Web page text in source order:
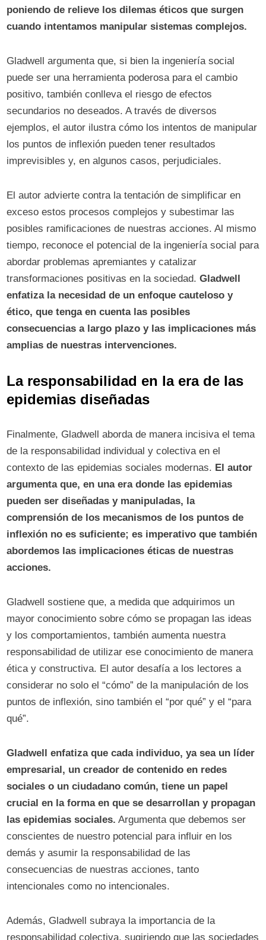
poniendo de relieve los dilemas éticos que surgen
cuando intentamos manipular sistemas complejos.
Gladwell argumenta que, si bien la ingeniería social
puede ser una herramienta poderosa para el cambio
positivo, también conlleva el riesgo de efectos
secundarios no deseados. A través de diversos
ejemplos, el autor ilustra cómo los intentos de manipular
los puntos de inflexión pueden tener resultados
imprevisibles y, en algunos casos, perjudiciales.
El autor advierte contra la tentación de simplificar en
exceso estos procesos complejos y subestimar las
posibles ramificaciones de nuestras acciones. Al mismo
tiempo, reconoce el potencial de la ingeniería social para
abordar problemas apremiantes y catalizar
transformaciones positivas en la sociedad.Gladwell
enfatiza la necesidad de un enfoque cauteloso y
ético, que tenga en cuenta las posibles
consecuencias a largo plazo y las implicaciones más
amplias de nuestras intervenciones.
La responsabilidad en la era de las
epidemias diseñadas
Finalmente, Gladwell aborda de manera incisiva el tema
de la responsabilidad individual y colectiva en el
contexto de las epidemias sociales modernas. El autor
argumenta que, en una era donde las epidemias
pueden ser diseñadas y manipuladas, la
comprensión de los mecanismos de los puntos de
inflexión no es suficiente; es imperativo que también
abordemos las implicaciones éticas de nuestras
acciones.
Gladwell sostiene que, a medida que adquirimos un
mayor conocimiento sobre cómo se propagan las ideas
y los comportamientos, también aumenta nuestra
responsabilidad de utilizar ese conocimiento de manera
ética y constructiva. El autor desafía a los lectores a
considerar no solo el “cómo” de la manipulación de los
puntos de inflexión, sino también el “por qué” y el “para
qué”.
Gladwell enfatiza que cada individuo, ya sea un líder
empresarial, un creador de contenido en redes
sociales o un ciudadano común, tiene un papel
crucial en la forma en que se desarrollan y propagan
las epidemias sociales. Argumenta que debemos ser
conscientes de nuestro potencial para influir en los
demás y asumir la responsabilidad de las
consecuencias de nuestras acciones, tanto
intencionales como no intencionales.
Además, Gladwell subraya la importancia de la
responsabilidad colectiva, sugiriendo que las sociedades